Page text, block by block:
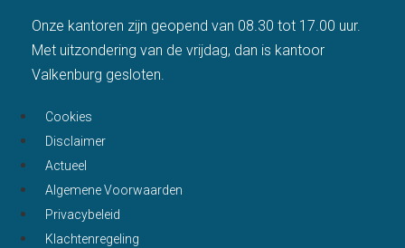
Onze kantoren zijn geopend van 08.30 tot 17.00 uur.
Met uitzondering van de vrijdag, dan is kantoor
Valkenburg gesloten.
Cookies
Disclaimer
Actueel
Algemene Voorwaarden
Privacybeleid
Klachtenregeling